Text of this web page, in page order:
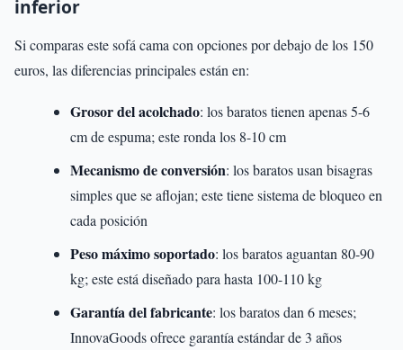
inferior
Si comparas este sofá cama con opciones por debajo de los 150
euros, las diferencias principales están en:
Grosor del acolchado: los baratos tienen apenas 5-6
cm de espuma; este ronda los 8-10 cm
Mecanismo de conversión: los baratos usan bisagras
simples que se aflojan; este tiene sistema de bloqueo en
cada posición
Peso máximo soportado: los baratos aguantan 80-90
kg; este está diseñado para hasta 100-110 kg
Garantía del fabricante: los baratos dan 6 meses;
InnovaGoods ofrece garantía estándar de 3 años